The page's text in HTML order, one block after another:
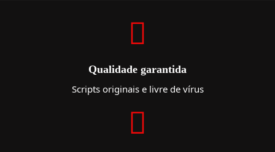
Qualidade garantida
Scripts originais e livre de vírus